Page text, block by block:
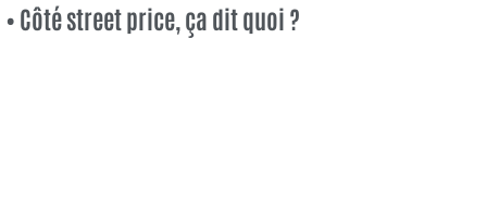
• Côté street price, ça dit quoi ?